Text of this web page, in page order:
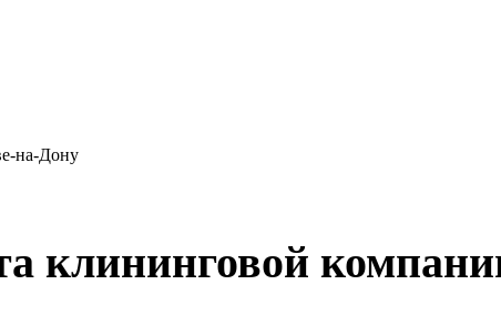
на-Дону
клининговой